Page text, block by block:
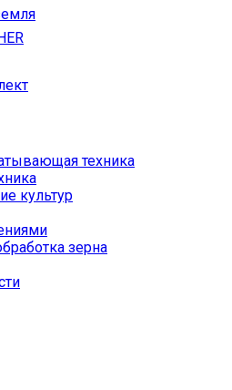
техника
культур
зерна